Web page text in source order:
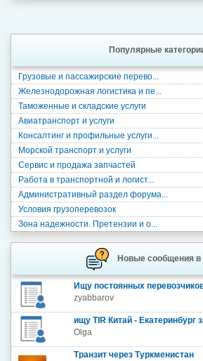
Популярные
Грузовые и пассажирские перево...
Железнодорожная логистика и пе...
Таможенные и складские услуги
Авиатранспорт и услуги
Консалтинг и профильные услуги...
Морской транспорт и услуги
Сервис и продажа запчастей
Работа в транспортной и логист...
Административный раздел форума...
Условия грузоперевозок
Зона надежности. Претензии и о...
Новые сообщения в
Ищу постоянных
zyabbarov
ищу TIR Китай - Екатеринбург
Olga
Транзит через Туркменистан